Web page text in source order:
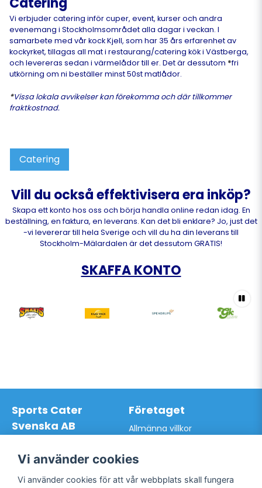
Vi erbjuder catering inför cuper, event, kurser och andra
evenemang i Stockholmsområdet alla dagar i veckan. I
samarbete med vår kock Kjell, som har 35 års erfarenhet av
kockyrket, tillagas all mat i restaurang/catering kök i Västberga,
och levereras sedan i värmelådor till er. Det är dessutom *fri
utkörning om ni beställer minst 50st matlådor.
*Vissa lokala avvikelser kan förekomma och där tillkommer
fraktkostnad.
Catering
Vill du också effektivisera era inköp?
Skapa ett konto hos oss och börja handla online redan idag. En
beställning, en faktura, en leverans. Kan det bli enklare? Jo, just det
-vi levererar till hela Sverige och vill du ha din leverans till
Stockholm-Mälardalen är det dessutom GRATIS!
SKAFFA KONTO
Sports Cater
Svenska AB
Org.nr: 559024-7762
Mail:info@sportscater.se
Företaget
Allmänna villkor
Bli kund / Logga in
Vi använder cookies
Vi använder cookies för att vår webbplats skall fungera